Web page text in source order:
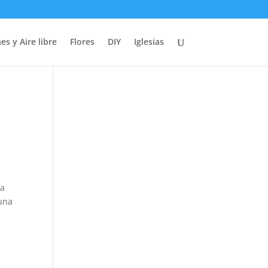
y Aire libre Flores DIY Iglesias